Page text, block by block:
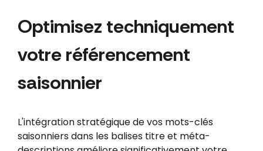
Optimisez techniquement
votre référencement
saisonnier
L'intégration stratégique de vos mots-clés
saisonniers dans les balises titre et méta-